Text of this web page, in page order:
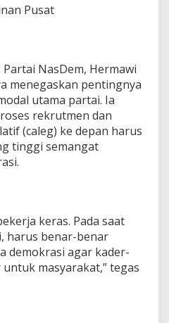
Pusat
NasDem, Hermawi
menegaskan pentingnya
utama partai. Ia
rekrutmen dan
(caleg) ke depan harus
tinggi semangat
keras. Pada saat
harus benar-benar
demokrasi agar kader-
masyarakat,” tegas